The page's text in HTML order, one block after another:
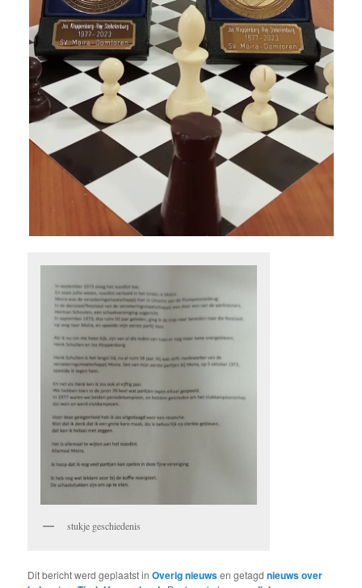
stukje geschiedenis
Dit bericht werd geplaatst inOverig nieuwsen getagdnieuws over